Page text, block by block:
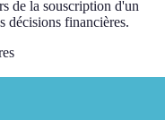
de la souscription d'un
décisions financières.